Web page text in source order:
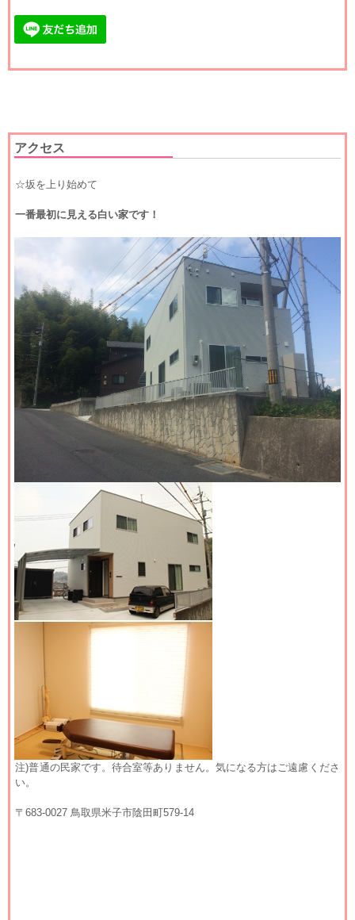
アクセス
☆坂を上り始めて
一番最初に見える白い家です！
注)普通の民家です。待合室等ありません。気になる方はご遠慮くださ
い。
〒683-0027 鳥取県米子市陰田町579-14